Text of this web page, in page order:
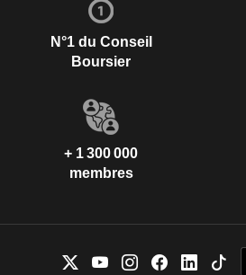
N°1 du Conseil
Boursier
+ 1 300 000
membres